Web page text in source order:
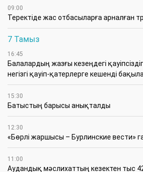
09:00
​Теректіде жас отбасыларға арналған
7 Тамыз
16:45
Балалардың жазғы кезеңдегі
негізгі қауіп-қатерлерге кешенді
15:30
Батыстың барысы анықталды
12:30
«Бөрлі жаршысы – Бурлинские вести»
11:00
Аудандық мәслихаттың кезектен тыс